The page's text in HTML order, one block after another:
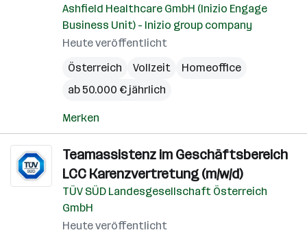
Ashfield Healthcare GmbH (Inizio Engage
Business Unit) - Inizio group company
Heute veröffentlicht
Österreich
Vollzeit
Homeoffice
ab 50.000 € jährlich
Merken
Teamassistenz im Geschäftsbereich
LCC Karenzvertretung (m/w/d)
TÜV SÜD Landesgesellschaft Österreich
GmbH
Heute veröffentlicht